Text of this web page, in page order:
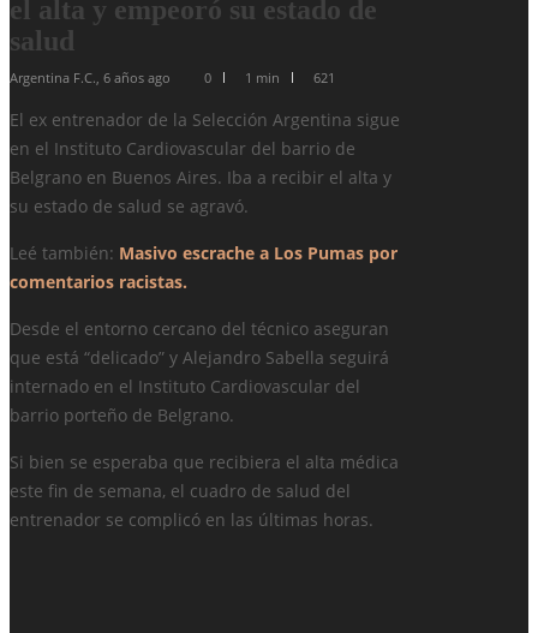
el alta y empeoró su estado de
salud
Argentina F.C., 6 años ago 0 1 min 621
El ex entrenador de la Selección Argentina sigue
en el Instituto Cardiovascular del barrio de
Belgrano en Buenos Aires. Iba a recibir el alta y
su estado de salud se agravó.
Leé también: Masivo escrache a Los Pumas por
comentarios racistas.
Desde el entorno cercano del técnico aseguran
que está “delicado” y Alejandro Sabella seguirá
internado en el Instituto Cardiovascular del
barrio porteño de Belgrano.
Si bien se esperaba que recibiera el alta médica
este fin de semana, el cuadro de salud del
entrenador se complicó en las últimas horas.